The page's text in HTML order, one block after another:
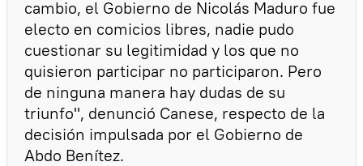
cambio, el Gobierno de Nicolás Maduro fue
electo en comicios libres, nadie pudo
cuestionar su legitimidad y los que no
quisieron participar no participaron. Pero
de ninguna manera hay dudas de su
triunfo", denunció Canese, respecto de la
decisión impulsada por el Gobierno de
Abdo Benítez.